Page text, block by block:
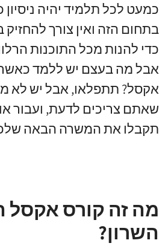
כמעט לכל תלמיד יהיה ניסיון
בתחום הזה ואין צורך להחזיק
כדי להנות מכל התוכנות
אבל מה בעצם יש ללמד
אקסל? תתפלאו, אבל יש לא
שאתם צריכים לדעת, ועבור
תקבלו את המשרה הבאה
מה זה קורס אקסל
השרון?